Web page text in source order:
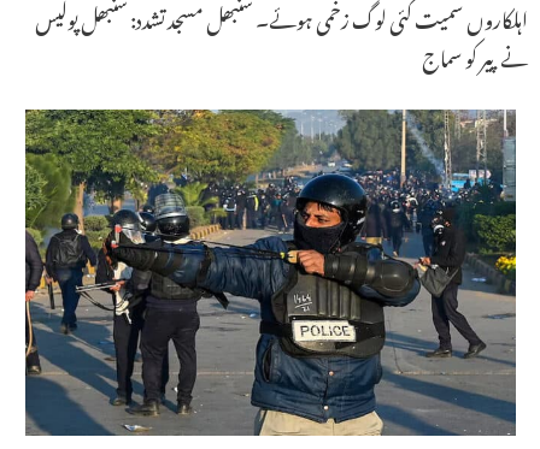
اہلکاروں سمیت کئی لوگ زخمی ہوئے۔ سنبھل مسجد تشدد: سنبھل پولیس
نے پیر کو سماج